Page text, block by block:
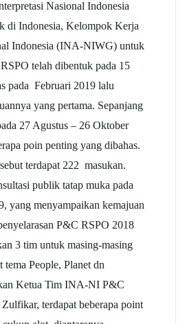
Nasional Indonesia
Indonesia, Kelompok Kerja
Indonesia (INA-NIWG) untuk
telah dibentuk pada 15
pada Februari 2019 lalu
yang pertama. Sepanjang
27 Agustus – 26 Oktober
poin penting yang dibahas.
terdapat 222 masukan.
publik tatap muka pada
yang menyampaikan kemajuan
P&C RSPO 2018
3 tim untuk masing-masing
tema People, Planet dn
Ketua Tim INA-NI P&C
terdapat beberapa point